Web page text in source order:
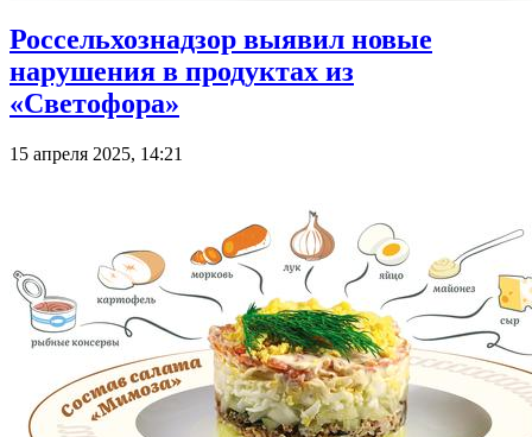
Россельхознадзор выявил новые
нарушения в продуктах из
«Светофора»
15 апреля 2025, 14:21